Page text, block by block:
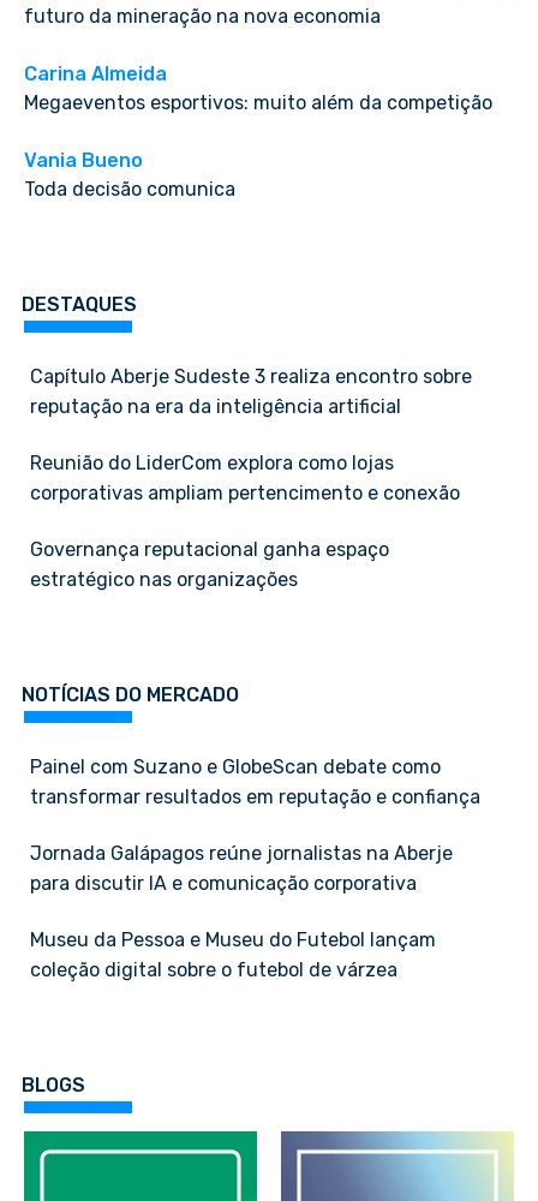
futuro da mineração na nova economia
Carina Almeida
Megaeventos esportivos: muito além da competição
Vania Bueno
Toda decisão comunica
DESTAQUES
Capítulo Aberje Sudeste 3 realiza encontro sobre
reputação na era da inteligência artificial
Reunião do LiderCom explora como lojas
corporativas ampliam pertencimento e conexão
Governança reputacional ganha espaço
estratégico nas organizações
NOTÍCIAS DO MERCADO
Painel com Suzano e GlobeScan debate como
transformar resultados em reputação e confiança
Jornada Galápagos reúne jornalistas na Aberje
para discutir IA e comunicação corporativa
Museu da Pessoa e Museu do Futebol lançam
coleção digital sobre o futebol de várzea
BLOGS